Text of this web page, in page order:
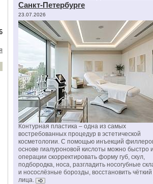
Санкт-Петербурге
23.07.2026
Контурная пластика – одна из самых
востребованных процедур в эстетической
косметологии. С помощью инъекций
основе гиалуроновой кислоты можно быстро
операции скорректировать форму губ, скул,
подбородка, носа, разгладить носогубные
и носослёзные борозды, восстановить
лица.